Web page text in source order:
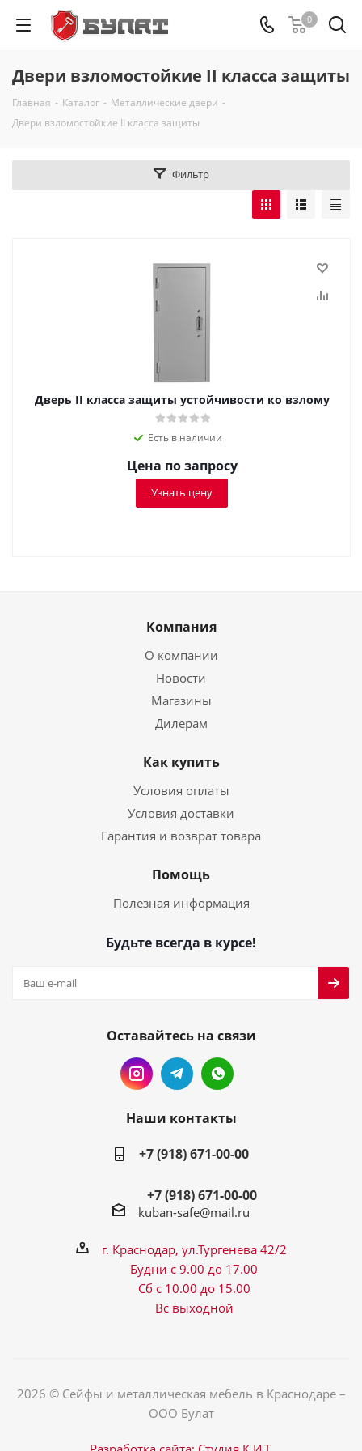
0
Двери взломостойкие II класса защиты
Главная - Каталог - Металлические двери -
Двери взломостойкие II класса защиты
Фильтр
Дверь II класса защиты устойчивости ко взлому
Есть в наличии
Цена по запросу
Узнать цену
Компания
О компании
Новости
Магазины
Дилерам
Как купить
Условия оплаты
Условия доставки
Гарантия и возврат товара
Помощь
Полезная информация
Будьте всегда в курсе!
Оставайтесь на связи
Наши контакты
+7 (918) 671-00-00
+7 (918) 671-00-00
kuban-safe@mail.ru
г. Краснодар, ул.Тургенева 42/2
Будни с 9.00 до 17.00
Сб с 10.00 до 15.00
Вс выходной
2026 © Сейфы и металлическая мебель в Краснодаре –
ООО Булат